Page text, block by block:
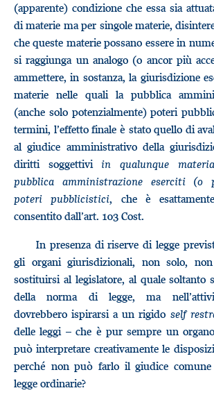
(apparente) condizione che essa sia
di materie ma per singole materie,
che queste materie possano essere in
si raggiunga un analogo (o ancor più
ammettere, in sostanza, la giurisdizione
materie nelle quali la pubblica
(anche solo potenzialmente) poteri
termini, l’effetto finale è stato quello di
al giudice amministrativo della
diritti soggettiviin qualunque
pubblica amministrazione eserciti (o
poteri pubblicistici, che è
consentito dall’art. 103 Cost.
In presenza di riserve di legge
gli organi giurisdizionali, non solo,
sostituirsi al legislatore, al quale soltanto
della norma di legge, ma
dovrebbero ispirarsi a un rigido self
delle leggi – che è pur sempre un
può interpretare creativamente le
perché non può farlo il giudice
legge ordinarie?